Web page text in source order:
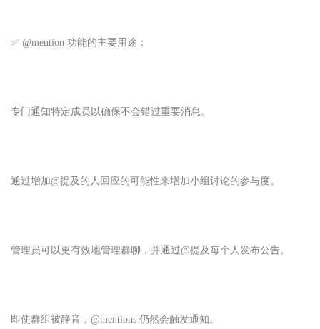
✅ @mention 功能的主要用途：
专门通知特定成员以确保不会错过重要消息。
通过增加@提及的人回应的可能性来增加小组讨论的参与度。
管理员可以更有效地管理群聊，并通过@提及每个人发布公告。
即使群组被静音，@mentions 仍然会触发通知。